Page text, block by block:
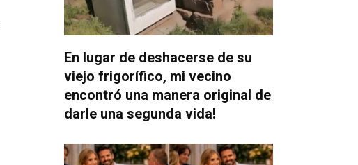
En lugar de deshacerse de su
viejo frigorífico, mi vecino
encontró una manera original de
darle una segunda vida!